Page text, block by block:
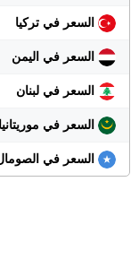
السعر في تركيا
السعر في اليمن
السعر في لبنان
السعر في موريتانيا
السعر في